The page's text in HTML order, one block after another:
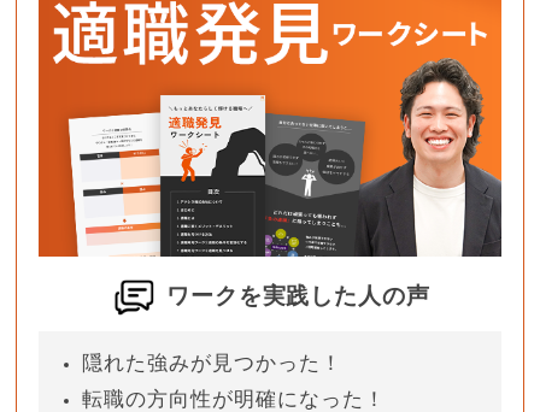
ワークを実践した人の声
隠れた強みが見つかった！
転職の方向性が明確になった！